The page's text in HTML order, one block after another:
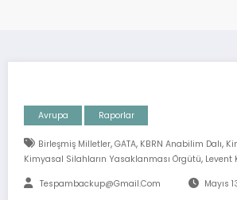
Avrupa Raporlar
Birleşmiş Milletler, GATA, KBRN Anabilim Dalı,
Kimyasal Silahların Yasaklanması Örgütü, Levent
Tespambackup@gmail.com Mayıs